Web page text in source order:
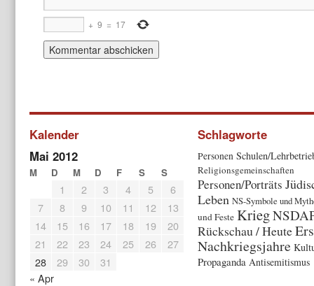
+ 9 = 17
Kalender
Mai 2012
M D M D F S S
« Apr
1 2 3 4 5
6
7
8 9 10 11 12
13
14
15 16 17 18 19
20
21
22 23 24 25 26
27
28
29 30 31
Schlagworte
Personen Schulen/
Religionsgemeinschaften
Personen/Porträts
Leben NS-Symbole und
und Feste Krieg
Rückschau / Heute
Nachkriegsjahre
Propaganda Antisemitismus